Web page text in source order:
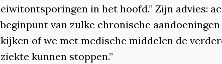
eiwitontsporingen in het hoofd.” Zijn advies:
beginpunt van zulke chronische
kijken of we met medische middelen de
ziekte kunnen stoppen.”